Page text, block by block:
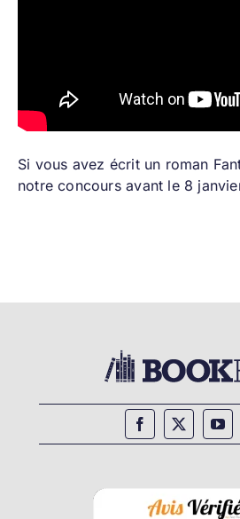
Si vous avez écrit un roman
notre concours avant le 8